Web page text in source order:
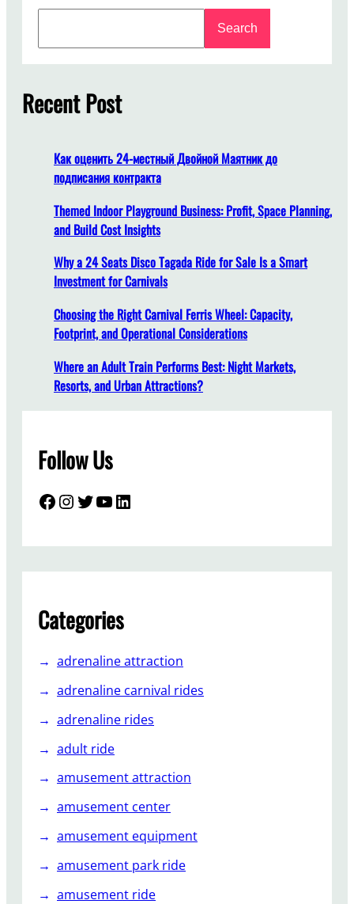
и
о
н
ы
е
э
л
к
т
р
и
ч
е
с
б
а
м
п
р
н
е
м
ш
и
ы
н
а
з
м
н
й
с
c
h
Search
Recent Post
Как оценить 24-местный Двойной Маятник до
подписания контракта
Themed Indoor Playground Business: Profit, Space Planning,
and Build Cost Insights
Why a 24 Seats Disco Tagada Ride for Sale Is a Smart
Investment for Carnivals
Choosing the Right Carnival Ferris Wheel: Capacity,
Footprint, and Operational Considerations
Where an Adult Train Performs Best: Night Markets,
Resorts, and Urban Attractions?
Follow Us
Facebook InstagramTwitter YouTube LinkedIn
Categories
adrenaline attraction
adrenaline carnival rides
adrenaline rides
adult ride
amusement attraction
amusement center
amusement equipment
amusement park ride
amusement ride